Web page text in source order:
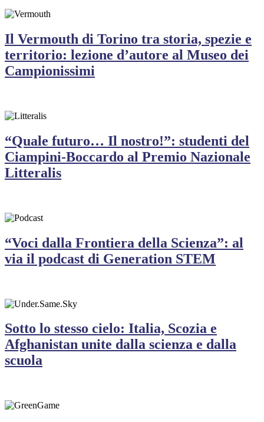
Il Vermouth di Torino tra storia, spezie e
territorio: lezione d’autore al Museo dei
Campionissimi
“Quale futuro… Il nostro!”: studenti del
Ciampini-Boccardo al Premio Nazionale
Litteralis
“Voci dalla Frontiera della Scienza”: al
via il podcast di Generation STEM
Sotto lo stesso cielo: Italia, Scozia e
Afghanistan unite dalla scienza e dalla
scuola